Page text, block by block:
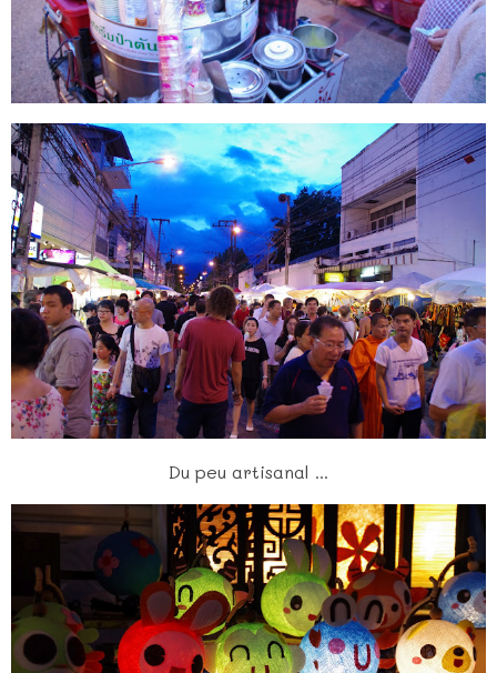
Du peu artisanal ...